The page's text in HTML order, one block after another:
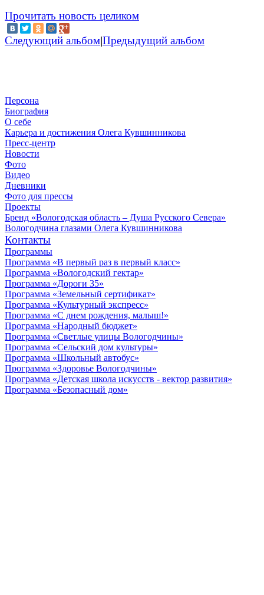
Прочитать новость целиком
Следующий альбом|Предыдущий альбом
Персона
Биография
О себе
Карьера и достижения Олега Кувшинникова
Пресс-центр
Новости
Фото
Видео
Дневники
Фото для прессы
Проекты
Бренд «Вологодская область – Душа Русского Севера»
Вологодчина глазами Олега Кувшинникова
Контакты
Программы
Программа «В первый раз в первый класс»
Программа «Вологодский гектар»
Программа «Дороги 35»
Программа «Земельный сертификат»
Программа «Культурный экспресс»
Программа «С днем рождения, малыш!»
Программа «Народный бюджет»
Программа «Светлые улицы Вологодчины»
Программа «Сельский дом культуры»
Программа «Школьный автобус»
Программа «Здоровье Вологодчины»
Программа «Детская школа искусств - вектор развития»
Программа «Безопасный дом»